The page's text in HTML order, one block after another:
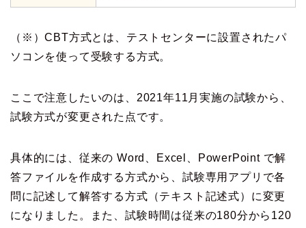
（※）CBT方式とは、テストセンターに設置されたパ
ソコンを使って受験する方式。
ここで注意したいのは、2021年11月実施の試験から、
試験方式が変更された点です。
具体的には、従来の Word、Excel、PowerPoint で解
答ファイルを作成する方式から、試験専用アプリで各
問に記述して解答する方式（テキスト記述式）に変更
になりました。また、試験時間は従来の180分から120